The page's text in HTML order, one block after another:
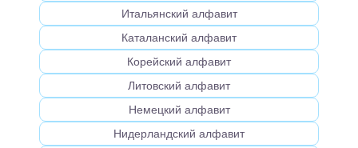
Итальянский алфавит
Каталанский алфавит
Корейский алфавит
Литовский алфавит
Немецкий алфавит
Нидерландский алфавит